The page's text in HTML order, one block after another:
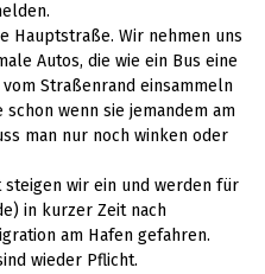
Hauptstraße. Wir nehmen uns
Autos, die wie ein Bus eine
Straßenrand einsammeln
wenn sie jemandem am
man nur noch winken oder
steigen wir ein und werden für
in kurzer Zeit nach
am Hafen gefahren.
wieder Pflicht.